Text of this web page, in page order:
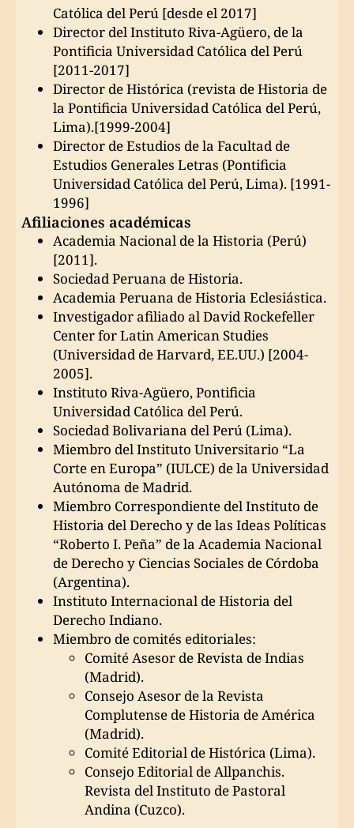
Católica del Perú [desde el 2017]
Director del Instituto Riva-Agüero, de la
Pontificia Universidad Católica del Perú
[2011-2017]
Director de Histórica (revista de Historia de
la Pontificia Universidad Católica del Perú,
Lima).[1999-2004]
Director de Estudios de la Facultad de
Estudios Generales Letras (Pontificia
Universidad Católica del Perú, Lima). [1991-
1996]
Afiliaciones académicas
Academia Nacional de la Historia (Perú)
[2011].
Sociedad Peruana de Historia.
Academia Peruana de Historia Eclesiástica.
Investigador afiliado al David Rockefeller
Center for Latin American Studies
(Universidad de Harvard, EE.UU.) [2004-
2005].
Instituto Riva-Agüero, Pontificia
Universidad Católica del Perú.
Sociedad Bolivariana del Perú (Lima).
Miembro del Instituto Universitario “La
Corte en Europa” (IULCE) de la Universidad
Autónoma de Madrid.
Miembro Correspondiente del Instituto de
Historia del Derecho y de las Ideas Políticas
“Roberto I. Peña” de la Academia Nacional
de Derecho y Ciencias Sociales de Córdoba
(Argentina).
Instituto Internacional de Historia del
Derecho Indiano.
Miembro de comités editoriales:
Comité Asesor de Revista de Indias
(Madrid).
Consejo Asesor de la Revista
Complutense de Historia de América
(Madrid).
Comité Editorial de Histórica (Lima).
Consejo Editorial de Allpanchis.
Revista del Instituto de Pastoral
Andina (Cuzco).